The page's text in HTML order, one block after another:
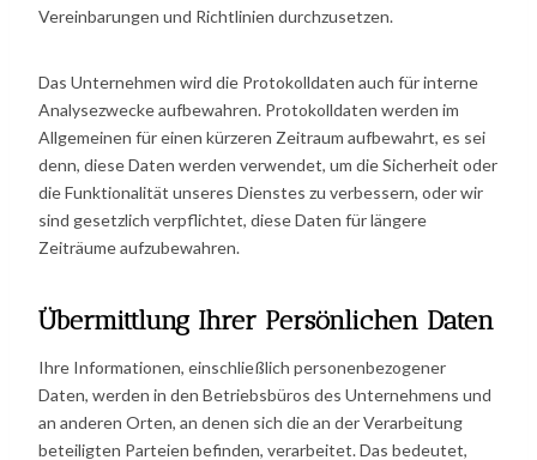
Vereinbarungen und Richtlinien durchzusetzen.
Das Unternehmen wird die Protokolldaten auch für interne
Analysezwecke aufbewahren. Protokolldaten werden im
Allgemeinen für einen kürzeren Zeitraum aufbewahrt, es sei
denn, diese Daten werden verwendet, um die Sicherheit oder
die Funktionalität unseres Dienstes zu verbessern, oder wir
sind gesetzlich verpflichtet, diese Daten für längere
Zeiträume aufzubewahren.
Übermittlung Ihrer Persönlichen Daten
Ihre Informationen, einschließlich personenbezogener
Daten, werden in den Betriebsbüros des Unternehmens und
an anderen Orten, an denen sich die an der Verarbeitung
beteiligten Parteien befinden, verarbeitet. Das bedeutet,